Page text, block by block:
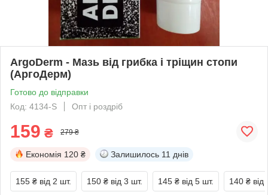
ArgoDerm - Мазь від грибка і тріщин стопи
(АргоДерм)
Готово до відправки
Код: 4134-S
Опт і роздріб
159 ₴ 279 ₴
Економія 120 ₴ Залишилось 11 днів
155 ₴ від 2 шт. 150 ₴ від 3 шт. 145 ₴ від 5 шт. 140 ₴ від